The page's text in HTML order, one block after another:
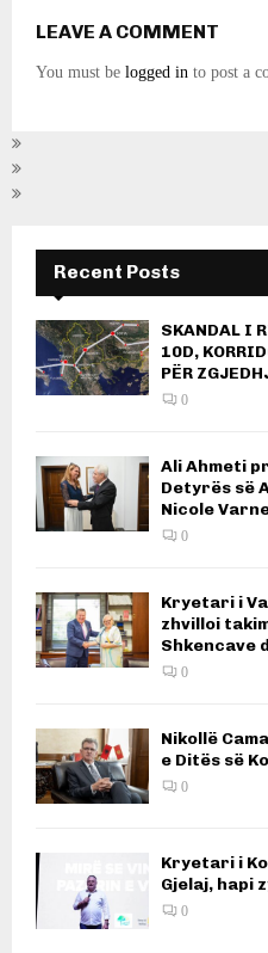
LEAVE A COMMENT
You must be logged in to post a
Recent Posts
SKANDAL I
10D,
PËR
0
Ali Ahmeti
Detyrës së
Nicole
0
Kryetari i
zhvilloi
Shkencave
0
Nikollë
e Ditës së
0
Kryetari i
Gjelaj, hapi
0